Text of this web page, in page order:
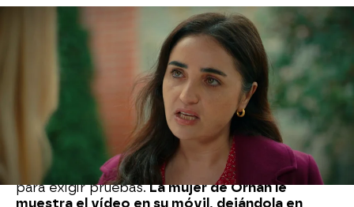
Nebahat las acompaña hasta la salida y las humilla
"No tenéis educación. No quiero
volver a veros nunca más"
. Incapaz de soportar
más desprecios, Şengül le lanza una bomba: le
revela que la muerte de Veli no fue un accidente,
sino que Akif lo empujó desde lo alto de un
edificio, provocando su fallecimiento. Afirma
tener una copia del vídeo que lo demuestra.
Al día siguiente, Nebahat acude a casa de Şengül
para exigir pruebas.La mujer de Orhan le
muestra el vídeo en su móvil, dejándola en